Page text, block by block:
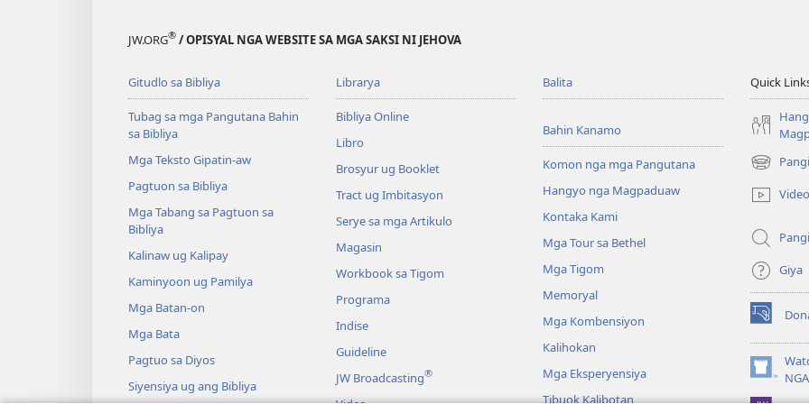
JW.ORG® / OPISYAL NGA WEBSITE SA MGA SAKSI NI JEHOVA
Gitudlo sa Bibliya
Tubag sa mga Pangutana Bahin
sa Bibliya
Mga Teksto Gipatin-aw
Pagtuon sa Bibliya
Mga Tabang sa Pagtuon sa
Bibliya
Kalinaw ug Kalipay
Kaminyoon ug Pamilya
Mga Batan-on
Mga Bata
Pagtuo sa Diyos
Siyensiya ug ang Bibliya
Librarya
Bibliya Online
Libro
Brosyur ug Booklet
Tract ug Imbitasyon
Serye sa mga Artikulo
Magasin
Workbook sa Tigom
Programa
Indise
Guideline
JW Broadcasting®
Balita
Bahin Kanamo
Komon nga mga Pangutana
Hangyo nga Magpaduaw
Kontaka Kami
Mga Tour sa Bethel
Mga Tigom
Memoryal
Mga Kombensiyon
Kalihokan
Mga Eksperyensiya
Tibuok Kalibotan
Quick
(mo-
open
ug
ong
Video
Giya
(mo-
open
ug
bag-
(mo-
open